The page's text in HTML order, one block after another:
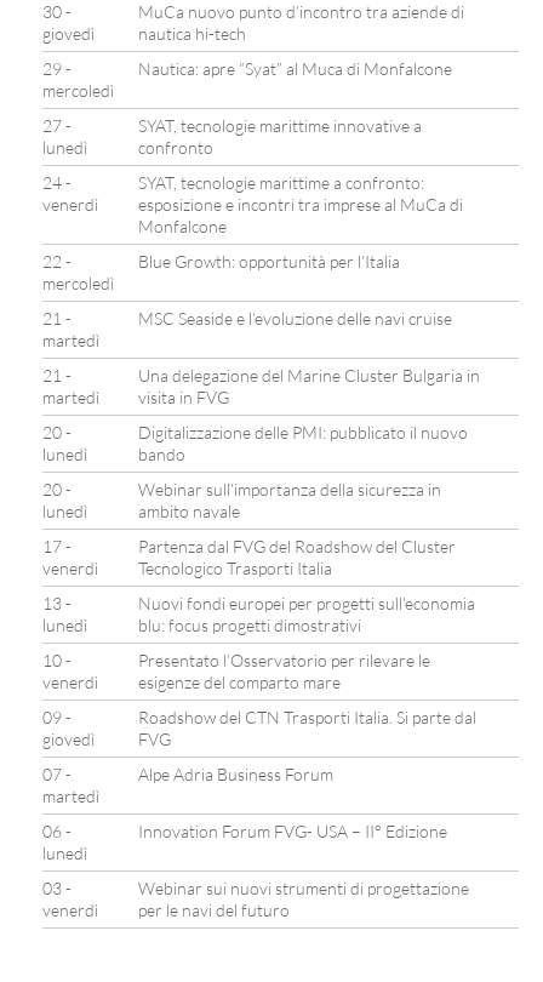
30 -
giovedì
MuCa nuovo punto d’incontro tra aziende di
nautica hi-tech
29 -
mercoledì
Nautica: apre “Syat” al Muca di Monfalcone
27 -
lunedì
SYAT, tecnologie marittime innovative a
confronto
24 -
venerdì
SYAT, tecnologie marittime a confronto:
esposizione e incontri tra imprese al MuCa di
Monfalcone
22 -
mercoledì
Blue Growth: opportunità per l’Italia
21 -
martedì
MSC Seaside e l’evoluzione delle navi cruise
21 -
martedì
Una delegazione del Marine Cluster Bulgaria in
visita in FVG
20 -
lunedì
Digitalizzazione delle PMI: pubblicato il nuovo
bando
20 -
lunedì
Webinar sull’importanza della sicurezza in
ambito navale
17 -
venerdì
Partenza dal FVG del Roadshow del Cluster
Tecnologico Trasporti Italia
13 -
lunedì
Nuovi fondi europei per progetti sull’economia
blu: focus progetti dimostrativi
10 -
venerdì
Presentato l’Osservatorio per rilevare le
esigenze del comparto mare
09 -
giovedì
Roadshow del CTN Trasporti Italia. Si parte dal
FVG
07 -
martedì
Alpe Adria Business Forum
06 -
lunedì
Innovation Forum FVG- USA – II° Edizione
03 -
venerdì
Webinar sui nuovi strumenti di progettazione
per le navi del futuro